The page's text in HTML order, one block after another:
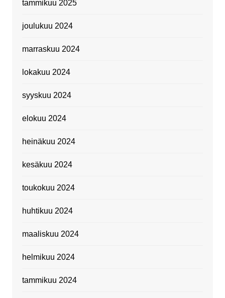
tammikuu 2025
joulukuu 2024
marraskuu 2024
lokakuu 2024
syyskuu 2024
elokuu 2024
heinäkuu 2024
kesäkuu 2024
toukokuu 2024
huhtikuu 2024
maaliskuu 2024
helmikuu 2024
tammikuu 2024